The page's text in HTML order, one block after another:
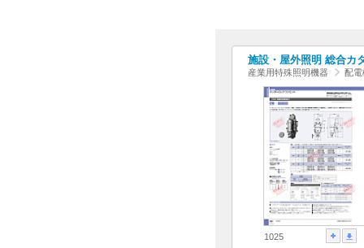
施設・屋外照明 総合カ
産業用特殊照明機器 配電
1025